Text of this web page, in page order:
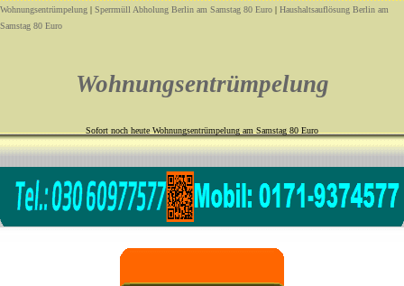
Wohnungsentrümpelung | Sperrmüll Abholung Berlin am Samstag 80 Euro | Haushaltsauflösung Berlin am
Samstag 80 Euro
Wohnungsentrümpelung
Sofort noch heute Wohnungsentrümpelung am Samstag 80 Euro